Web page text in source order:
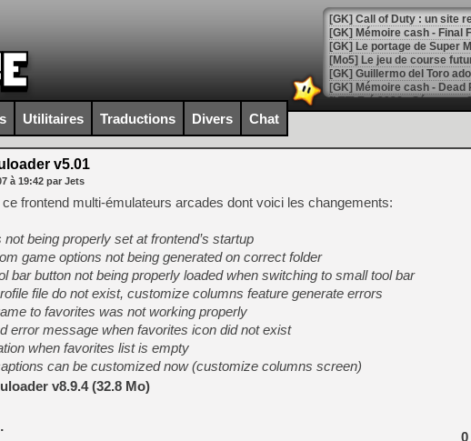
[GK] Le portage de Super
[Mo5] Le jeu de course
[GK] Guillermo del Toro
[LTF] Eté 2026 - Séquence
[GK] Mistfall Hunter :
[GK] Wo Long 2 évolue
[GK] Crossfire : un TPS à
[LS] [PS5] Premiers
[Mo5] DOOM arrive en
[GK] Bethesda fête les 30
[GK] Roblox : l'action en
[GK] Agenda - GeForce
[GK] Devolver Digital en a
[LS] [PS5] ps5-y2jb-
[GK] Pourquoi Marvel
[GK] Test : Restory : Chill
Utilitaires Traductions Divers Chat
v5.01
à 19:42 par Jets
frontend multi-émulateurs arcades dont voici les changements:
being properly set at frontend’s startup
game options not being generated on correct folder
bar button not being properly loaded when switching to small tool bar
file do not exist, customize columns feature generate errors
to favorites was not working properly
error message when favorites icon did not exist
when favorites list is empty
can be customized now (customize columns screen)
v8.9.4 (32.8 Mo)
0